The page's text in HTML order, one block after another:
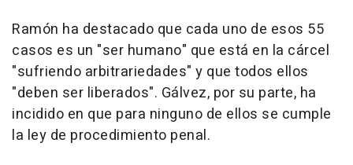
Ramón ha destacado que cada uno de esos 55
casos es un "ser humano" que está en la cárcel
"sufriendo arbitrariedades" y que todos ellos
"deben ser liberados". Gálvez, por su parte, ha
incidido en que para ninguno de ellos se cumple
la ley de procedimiento penal.